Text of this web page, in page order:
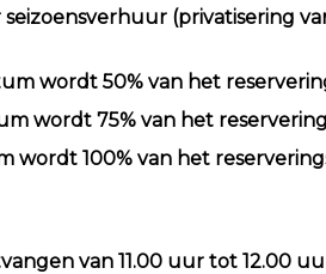
(privatisering
wordt 50% van het
wordt 75% van het
wordt 100% van het
van 11.00 uur tot 12.00